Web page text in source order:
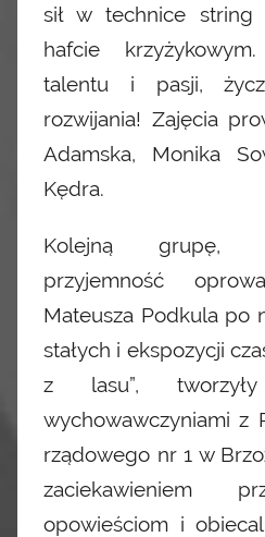
sił w technice string
hafcie
talentu i pasji,
rozwijania! Zajęcia
Adamska, Monika
Kędra.
Kolejną grupę,
przyjemność
Mateusza Podkula po
stałych i ekspozycji
z lasu”,
wychowawczyniami z
rządowego nr 1 w
zaciekawieniem
opowieściom i